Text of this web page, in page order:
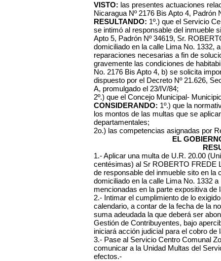
VISTO: las presentes actuaciones
Nicaragua Nº 2176 Bis Apto 4, Padrón
RESULTANDO: 1º.) que el Servicio
se intimó al responsable del inmueble
Apto 5, Padrón Nº 34619, Sr.
domiciliado en la calle Lima No. 1332,
reparaciones necesarias a fin de
gravemente las condiciones de
No. 2176 Bis Apto 4, b) se solicita
dispuesto por el Decreto Nº 21.626,
A, promulgado el 23/IV/84;
2º.) que el Concejo Municipal-
CONSIDERANDO: 1º.) que la
los montos de las multas que se
departamentales;
2o.) las competencias asignadas por
EL
1.- Aplicar una multa de U.R. 20.00
centésimas) al Sr ROBERTO FREDE
de responsable del inmueble sito en la
domiciliado en la calle Lima No. 1332
mencionadas en la parte expositiva de
2.- Intimar el cumplimiento de lo
calendario, a contar de la fecha de la
suma adeudada la que deberá ser
Gestión de Contribuyentes, bajo
iniciará acción judicial para el cobro de
3.- Pase al Servicio Centro Comunal
comunicar a la Unidad Multas del
efectos.-